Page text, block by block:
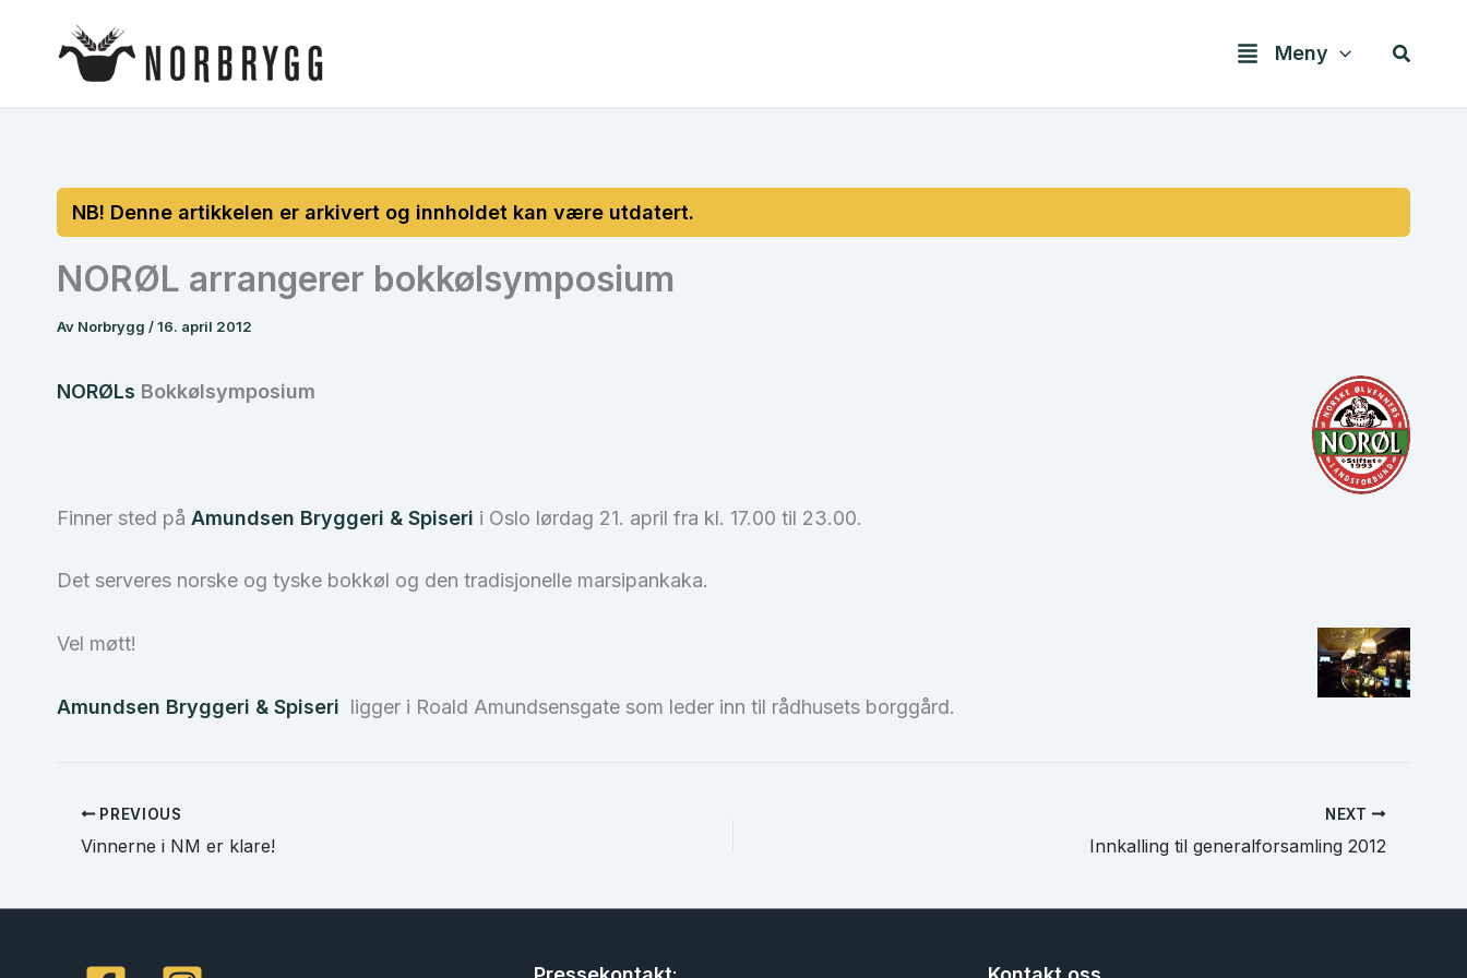
Meny Søk
NORØL arrangerer bokkølsymposium
Av Norbrygg /16. april 2012
NORØLs Bokkølsymposium
Finner sted på Amundsen Bryggeri & Spiseri i Oslo lørdag 21. april fra kl. 17.00 til 23.00.
Det serveres norske og tyske bokkøl og den tradisjonelle marsipankaka.
Vel møtt!
Amundsen Bryggeri & Spiseri ligger i Roald Amundsensgate som leder inn til rådhusets borggård.
PREVIOUS
Vinnerne i NM er klare!
NEXT
Innkalling til generalforsamling 2012